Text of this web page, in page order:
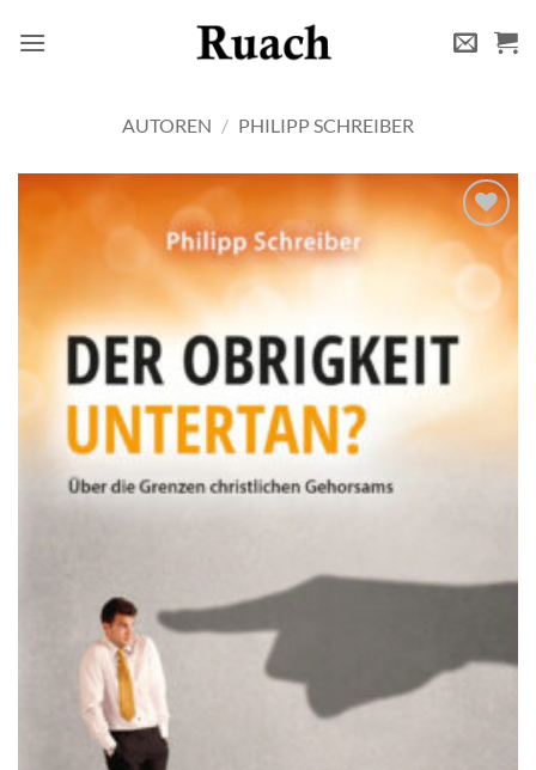
Inhalt
AUTOREN / PHILIPP SCHREIBER
Add to
wishlist